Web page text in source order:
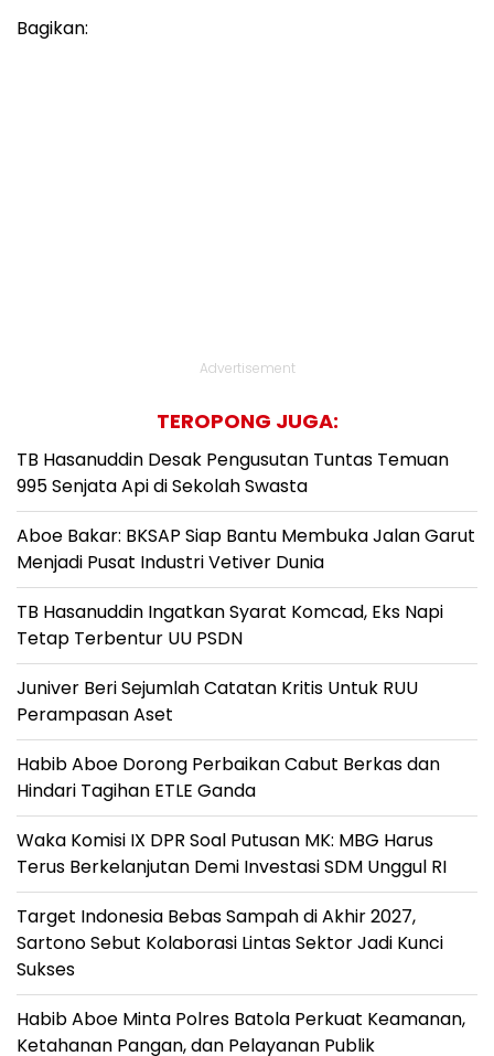
Bagikan:
Advertisement
TEROPONG JUGA:
TB Hasanuddin Desak Pengusutan Tuntas Temuan
995 Senjata Api di Sekolah Swasta
Aboe Bakar: BKSAP Siap Bantu Membuka Jalan Garut
Menjadi Pusat Industri Vetiver Dunia
TB Hasanuddin Ingatkan Syarat Komcad, Eks Napi
Tetap Terbentur UU PSDN
Juniver Beri Sejumlah Catatan Kritis Untuk RUU
Perampasan Aset
Habib Aboe Dorong Perbaikan Cabut Berkas dan
Hindari Tagihan ETLE Ganda
Waka Komisi IX DPR Soal Putusan MK: MBG Harus
Terus Berkelanjutan Demi Investasi SDM Unggul RI
Target Indonesia Bebas Sampah di Akhir 2027,
Sartono Sebut Kolaborasi Lintas Sektor Jadi Kunci
Sukses
Habib Aboe Minta Polres Batola Perkuat Keamanan,
Ketahanan Pangan, dan Pelayanan Publik